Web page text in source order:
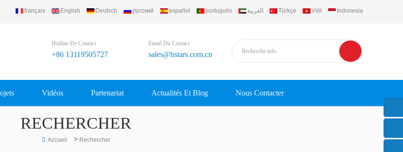
français English Deutsch русский español português العربية Türkçe Việt Indonesia
Hotline De Contact
+86 13119505727
Email Du Contact
sales@hstars.com.cn
Vidéos Partenariat Actualités Et Blog Nous Contacter
RECHERCHER
Accueil > Rechercher